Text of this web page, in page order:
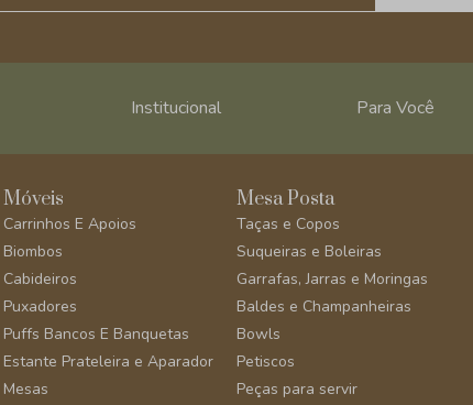
Institucional Para Você
Móveis
Carrinhos E Apoios
Biombos
Cabideiros
Puxadores
Puffs Bancos E Banquetas
Estante Prateleira e Aparador
Mesas
Mesa Posta
Taças e Copos
Suqueiras e Boleiras
Garrafas, Jarras e Moringas
Baldes e Champanheiras
Bowls
Petiscos
Peças para servir